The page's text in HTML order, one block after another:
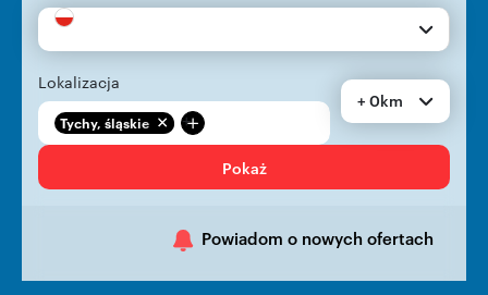
Lokalizacja
Tychy, śląskie +
+ 0km
Pokaż
Powiadom o nowych ofertach